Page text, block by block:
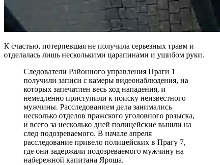
К счастью, потерпевшая не получила серьезных травм и
отделалась лишь несколькими царапинами и ушибом руки.
Следователи Районного управления Праги 1
получили записи с камеры видеонаблюдения, на
которых запечатлен весь ход нападения, и
немедленно приступили к поиску неизвестного
мужчины. Расследованием дела занимались
несколько отделов пражского уголовного розыска,
и всего за несколько дней полицейские вышли на
след подозреваемого. В начале апреля
расследование привело полицейских в Прагу 7,
где они задержали подозреваемого мужчину на
набережной капитана Яроша.